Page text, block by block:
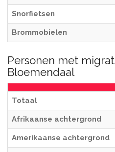
Snorfietsen
Brommobielen
Personen met
Bloemendaal
Totaal
Afrikaanse achtergrond
Amerikaanse achtergrond